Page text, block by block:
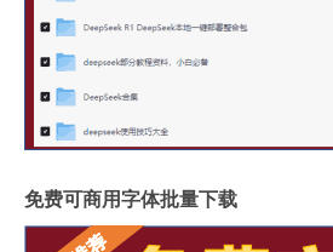
免费可商用字体批量下载